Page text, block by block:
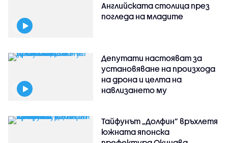
Английската столица през
погледа на младите
Депутати настояват за
установяване на произхода
на дрона и целта на
навлизането му
Тайфунът „Долфин” връхлетя
южната японска